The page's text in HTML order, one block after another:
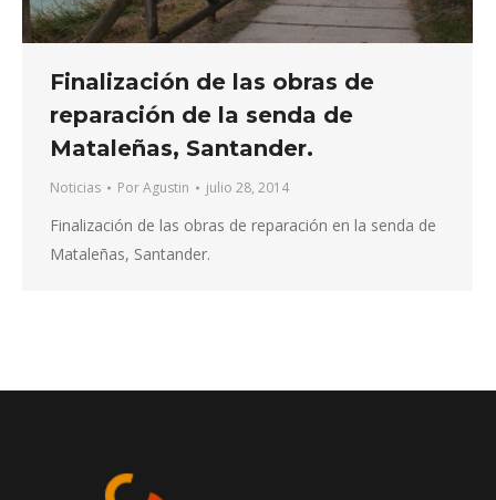
Finalización de las obras de
reparación de la senda de
Mataleñas, Santander.
Noticias PorAgustin julio 28, 2014
Finalización de las obras de reparación en la senda de
Mataleñas, Santander.